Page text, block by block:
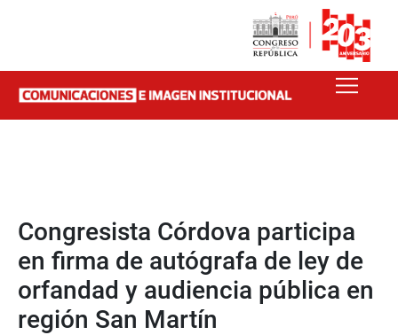
Congresista Córdova participa
en firma de autógrafa de ley de
orfandad y audiencia pública en
región San Martín